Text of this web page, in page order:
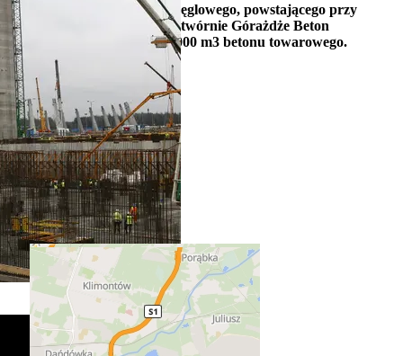
Na budowę nowego bloku węglowego, powstającego przy
Elektrowni Jaworzno III wytwórnie Górażdże Beton
dostarczyły dotychczas 100 000 m3 betonu towarowego.
Położenie